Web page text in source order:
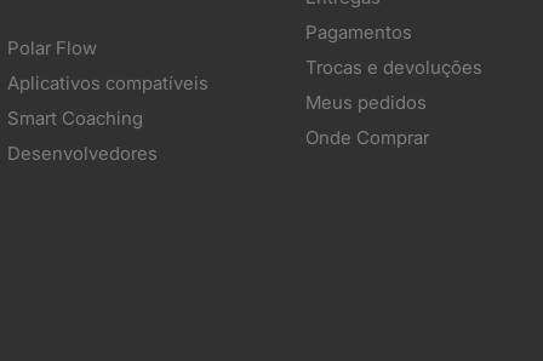
Polar Flow
Aplicativos compatíveis
Smart Coaching
Desenvolvedores
Pagamentos
Trocas e devoluções
Meus pedidos
Onde Comprar